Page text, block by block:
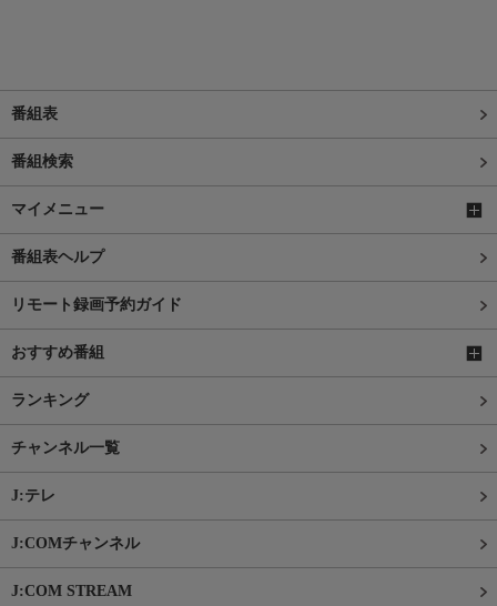
番組表
番組検索
マイメニュー
番組表ヘルプ
リモート録画予約ガイド
おすすめ番組
ランキング
チャンネル一覧
J:テレ
J:COMチャンネル
J:COM STREAM